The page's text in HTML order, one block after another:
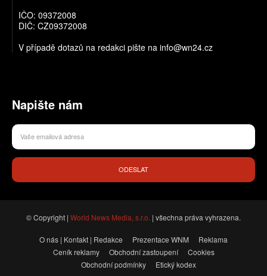
IČO: 09372008
DIČ: CZ09372008
V případě dotazů na redakci pište na info@wn24.cz
Napište nám
ODESLAT
© Copyright | World News Media, s.r.o. | všechna práva vyhrazena.
O nás | Kontakt | Redakce Prezentace WNM
Reklama
Ceník reklamy
Obchodní zastoupení
Cookies
Obchodní podmínky
Etický kodex